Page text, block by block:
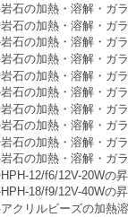
岩石の加熱・溶解・ガ
岩石の加熱・溶解・ガ
岩石の加熱・溶解・ガ
岩石の加熱・溶解・ガ
岩石の加熱・溶解・ガ
岩石の加熱・溶解・ガ
岩石の加熱・溶解・ガ
岩石の加熱・溶解・ガ
岩石の加熱・溶解・ガ
岩石の加熱・溶解・ガ
HPH-12/f6/12V-20Wの
HPH-18/f9/12V-40Wの
アクリルビーズの加熱